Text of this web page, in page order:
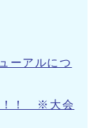
ーアルにつ
！！ ※大会